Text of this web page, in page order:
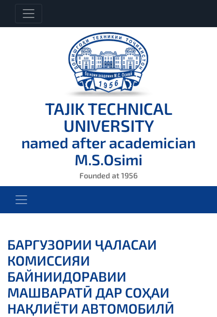
TAJIK TECHNICAL
UNIVERSITY
named after academician
M.S.Osimi
Founded at 1956
БАРГУЗОРИИ ҶАЛАСАИ
КОМИССИЯИ
БАЙНИИДОРАВИИ
МАШВАРАТӢ ДАР СОҲАИ
НАҚЛИЁТИ АВТОМОБИЛӢ